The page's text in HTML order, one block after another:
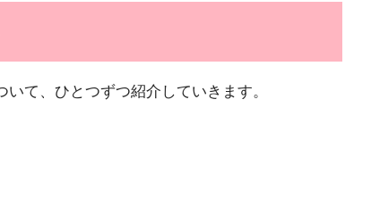
て、ひとつずつ紹介していきます。